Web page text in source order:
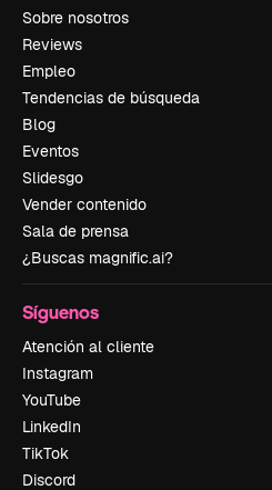
Sobre nosotros
Reviews
Empleo
Tendencias de búsqueda
Blog
Eventos
Slidesgo
Vender contenido
Sala de prensa
¿Buscas magnific.ai?
Síguenos
Atención al cliente
Instagram
YouTube
LinkedIn
TikTok
Discord